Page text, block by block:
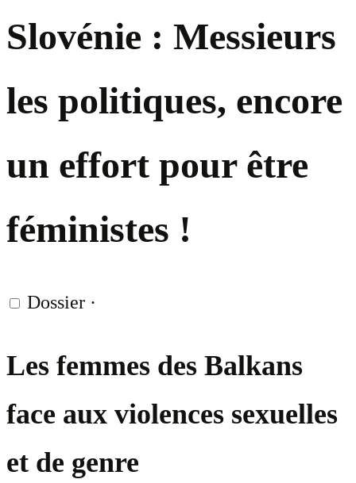
Slovénie : Messieurs
les politiques, encore
un effort pour être
féministes !
Dossier ·
Les femmes des Balkans
face aux violences sexuelles
et de genre